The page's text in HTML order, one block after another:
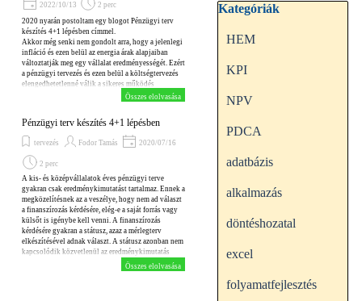
2022/10/13
2 perc
2020 nyarán postoltam egy blogot Pénzügyi terv
készítés 4+1 lépésben címmel.
Akkor még senki nem gondolt arra, hogy a jelenlegi
infláció és ezen belül az energia árak alapjaiban
változtatják meg egy vállalat eredményességét. Ezért
a pénzügyi tervezés és ezen belül a költségtervezés
elengedhetetlenné válik a sikeres működés
érdekében. Ebben a blogban bemutatom, hogy
tervezés érdekében.
Összes elolvasása
Pénzügyi terv készítés 4+1 lépésben
tervezés Fodor Tamás 2020/07/16
2 perc
A kis- és középvállalatok éves pénzügyi terve
gyakran csak eredménykimutatást tartalmaz. Ennek a
megközelítésnek az a veszélye, hogy nem ad választ
a finanszírozás kérdésére, elég-e a saját forrás vagy
külsőt is igénybe kell venni. A finanszírozás
kérdésére gyakran a státusz, azaz a mérlegterv
elkészítésével adnak választ. A státusz azonban nem
kapcsolódik közvetlenül az eredménykimutatás
soraihoz, ezért ez a megközelítés sem tökéletes.
Összes elolvasása
Kihagy blokk Kategóriák
Kategóriák
HEM
KPI
NPV
PDCA
adatbázis
alkalmazás
döntéshozatal
excel
folyamatfejlesztés